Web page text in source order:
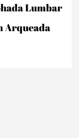
Lumbar
Arqueada